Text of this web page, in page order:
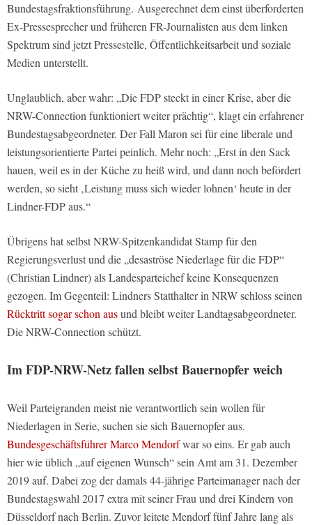
Bundestagsfraktionsführung. Ausgerechnet dem einst überforderten
Ex-Pressesprecher und früheren FR-Journalisten aus dem linken
Spektrum sind jetzt Pressestelle, Öffentlichkeitsarbeit und soziale
Medien unterstellt.
Unglaublich, aber wahr: „Die FDP steckt in einer Krise, aber die
NRW-Connection funktioniert weiter prächtig“, klagt ein erfahrener
Bundestagsabgeordneter. Der Fall Maron sei für eine liberale und
leistungsorientierte Partei peinlich. Mehr noch: „Erst in den Sack
hauen, weil es in der Küche zu heiß wird, und dann noch befördert
werden, so sieht ‚Leistung muss sich wieder lohnen‘ heute in der
Lindner-FDP aus.“
Übrigens hat selbst NRW-Spitzenkandidat Stamp für den
Regierungsverlust und die „desaströse Niederlage für die FDP“
(Christian Lindner) als Landesparteichef keine Konsequenzen
gezogen. Im Gegenteil: Lindners Statthalter in NRW schloss seinen
Rücktritt sogar schon ausund bleibt weiter Landtagsabgeordneter.
Die NRW-Connection schützt.
Im FDP-NRW-Netz fallen selbst Bauernopfer weich
Weil Parteigranden meist nie verantwortlich sein wollen für
Niederlagen in Serie, suchen sie sich Bauernopfer aus.
Bundesgeschäftsführer Marco Mendorfwar so eins. Er gab auch
hier wie üblich „auf eigenen Wunsch“ sein Amt am 31. Dezember
2019 auf. Dabei zog der damals 44-jährige Parteimanager nach der
Bundestagswahl 2017 extra mit seiner Frau und drei Kindern von
Düsseldorf nach Berlin. Zuvor leitete Mendorf fünf Jahre lang als